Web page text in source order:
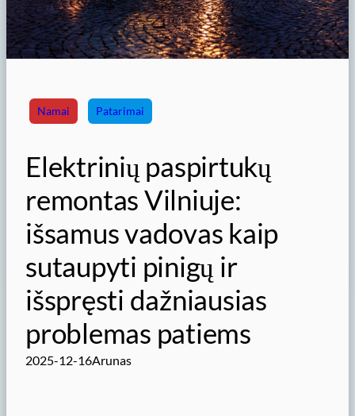
Namai Patarimai
Elektrinių paspirtukų
remontas Vilniuje:
išsamus vadovas kaip
sutaupyti pinigų ir
išspręsti dažniausias
problemas patiems
2025-12-16Arunas